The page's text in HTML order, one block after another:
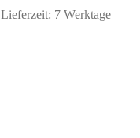
Lieferzeit: 7 Werktage